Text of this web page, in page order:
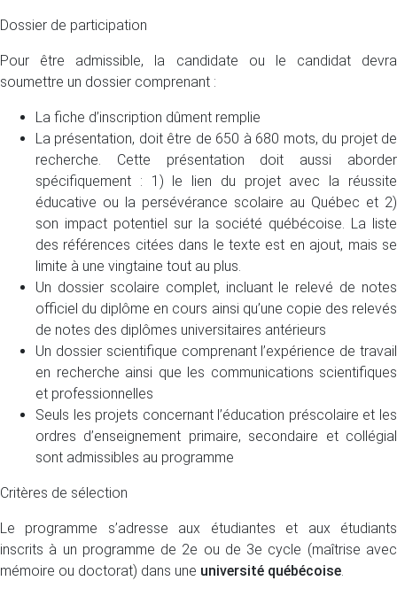
Dossier de participation
Pour être admissible, la candidate ou le candidat devra
soumettre un dossier comprenant :
La fiche d’inscription dûment remplie
La présentation, doit être de 650 à 680 mots, du projet de
recherche. Cette présentation doit aussi aborder
spécifiquement : 1) le lien du projet avec la réussite
éducative ou la persévérance scolaire au Québec et 2)
son impact potentiel sur la société québécoise. La liste
des références citées dans le texte est en ajout, mais se
limite à une vingtaine tout au plus.
Un dossier scolaire complet, incluant le relevé de notes
officiel du diplôme en cours ainsi qu’une copie des relevés
de notes des diplômes universitaires antérieurs
Un dossier scientifique comprenant l’expérience de travail
en recherche ainsi que les communications scientifiques
et professionnelles
Seuls les projets concernant l’éducation préscolaire et les
ordres d’enseignement primaire, secondaire et collégial
sont admissibles au programme
Critères de sélection
Le programme s’adresse aux étudiantes et aux étudiants
inscrits à un programme de 2e ou de 3e cycle (maîtrise avec
mémoire ou doctorat) dans une université québécoise.